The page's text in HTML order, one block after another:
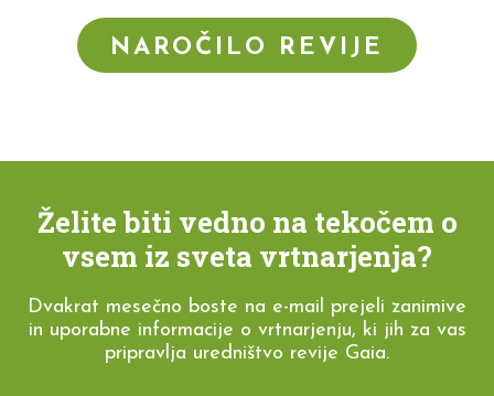
NAROČILO REVIJE
Želite biti vedno na tekočem o
vsem iz sveta vrtnarjenja?
Dvakrat mesečno boste na e-mail prejeli zanimive
in uporabne informacije o vrtnarjenju, ki jih za vas
pripravlja uredništvo revije Gaia.